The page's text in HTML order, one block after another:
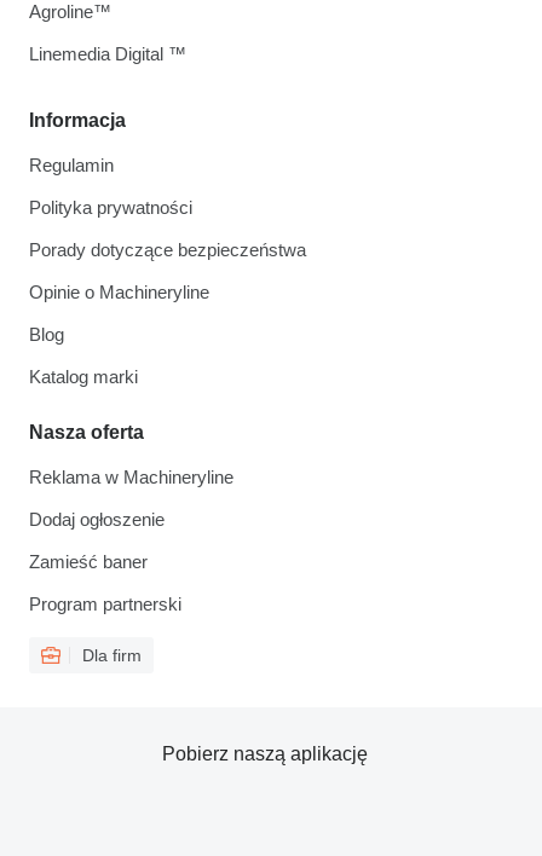
Informacja
Regulamin
Polityka prywatności
Porady dotyczące bezpieczeństwa
Opinie o Machineryline
Blog
Katalog marki
Nasza oferta
Reklama w Machineryline
Dodaj ogłoszenie
Zamieść baner
Program partnerski
Dla firm
Agroline™
Linemedia Digital ™
Pobierz naszą aplikację